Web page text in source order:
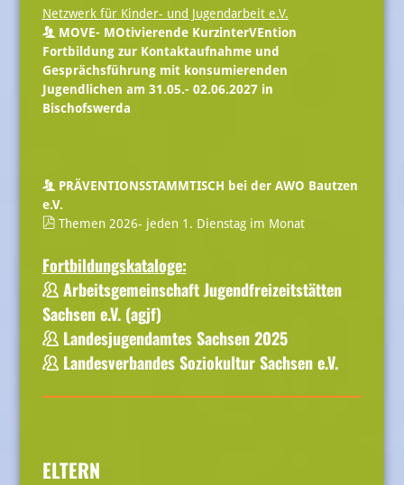
Netzwerk für Kinder- und Jugendarbeit e.V.
MOVE- MOtivierende KurzinterVEntion
Fortbildung zur Kontaktaufnahme und
Gesprächsführung mit konsumierenden
Jugendlichen am 31.05.- 02.06.2027 in
Bischofswerda
PRÄVENTIONSSTAMMTISCH bei der AWO Bautzen
e.V.
Themen 2026- jeden 1. Dienstag im Monat
Fortbildungskataloge:
Arbeitsgemeinschaft Jugendfreizeitstätten
Sachsen e.V.(agjf)
Landesjugendamtes Sachsen 2025
Landesverbandes Soziokultur Sachsen e.V.
ELTERN